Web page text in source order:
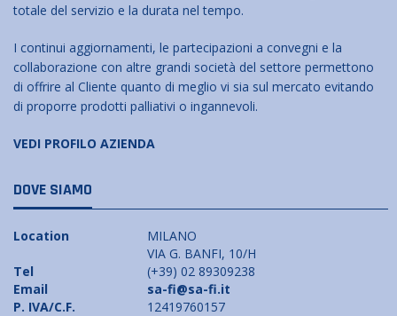
totale del servizio e la durata nel tempo.
I continui aggiornamenti, le partecipazioni a convegni e la
collaborazione con altre grandi società del settore permettono
di offrire al Cliente quanto di meglio vi sia sul mercato evitando
di proporre prodotti palliativi o ingannevoli.
VEDI PROFILO AZIENDA
DOVE SIAMO
Location
MILANO
VIA G. BANFI, 10/H
Tel
(+39) 02 89309238
Email
sa-fi@sa-fi.it
P. IVA/C.F.
12419760157